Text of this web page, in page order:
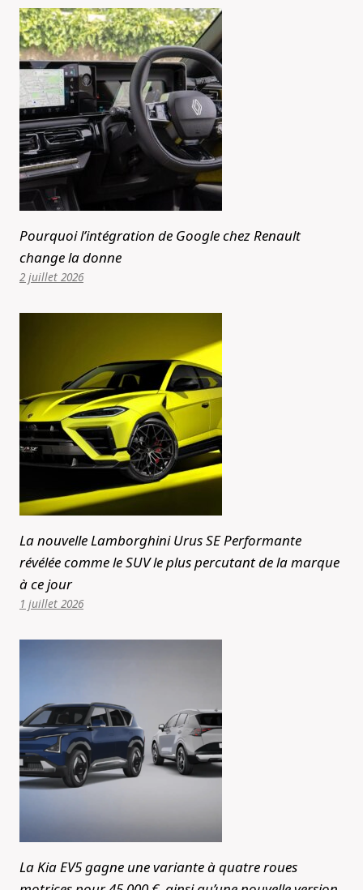
Pourquoi l’intégration de Google chez Renault
change la donne
2 juillet 2026
La nouvelle Lamborghini Urus SE Performante
révélée comme le SUV le plus percutant de la marque
à ce jour
1 juillet 2026
La Kia EV5 gagne une variante à quatre roues